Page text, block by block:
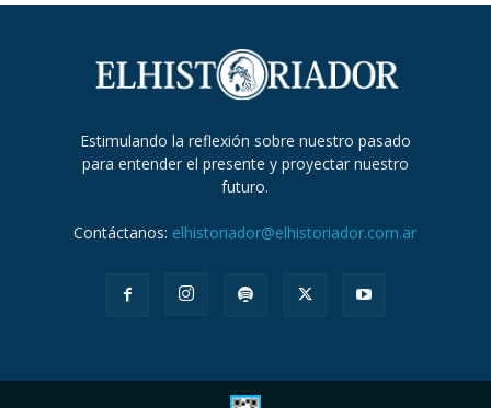
Estimulando la reflexión sobre nuestro pasado
para entender el presente y proyectar nuestro
futuro.
Contáctanos: elhistoriador@elhistoriador.com.ar